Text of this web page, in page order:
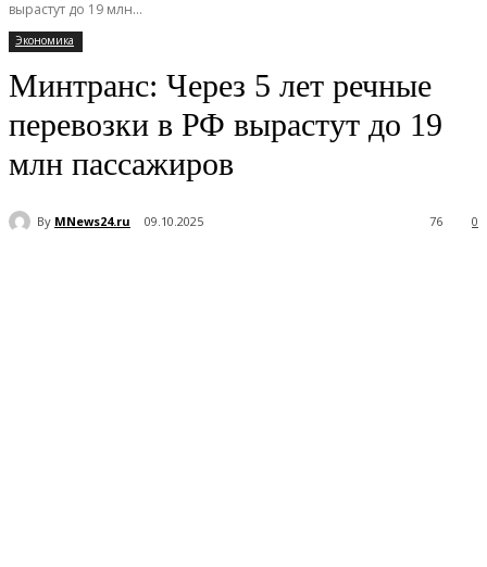
вырастут до 19 млн...
Экономика
Минтранс: Через 5 лет речные
перевозки в РФ вырастут до 19
млн пассажиров
By MNews24.ru 09.10.2025 0
76